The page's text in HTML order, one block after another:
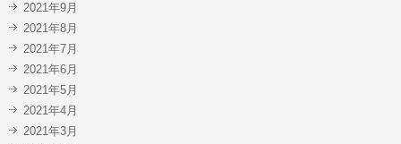
2021年9月
2021年8月
2021年7月
2021年6月
2021年5月
2021年4月
2021年3月